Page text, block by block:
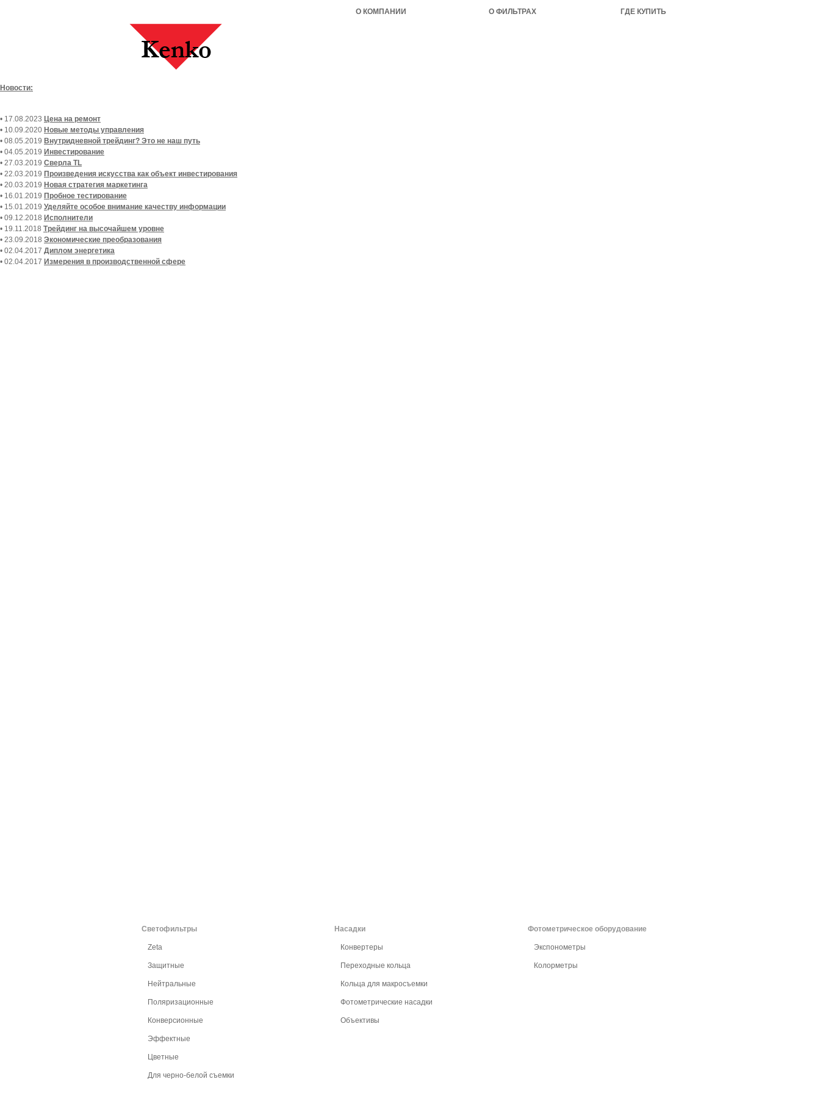
О КОМПАНИИ О ФИЛЬТРАХ ГДЕ КУПИТЬ
Новости:
• 17.08.2023 Цена на ремонт
• 10.09.2020 Новые методы управления
• 08.05.2019 Внутридневной трейдинг? Это не наш путь
• 04.05.2019 Инвестирование
• 27.03.2019 Сверла TL
• 22.03.2019 Произведения искусства как объект инвестирования
• 20.03.2019 Новая стратегия маркетинга
• 16.01.2019 Пробное тестирование
• 15.01.2019 Уделяйте особое внимание качеству информации
• 09.12.2018 Исполнители
• 19.11.2018 Трейдинг на высочайшем уровне
• 23.09.2018 Экономические преобразования
• 02.04.2017 Диплом энергетика
• 02.04.2017 Измерения в производственной сфере
Светофильтры
Zeta
Защитные
Нейтральные
Поляризационные
Конверсионные
Эффектные
Цветные
Для черно-белой съемки
Насадки
Конвертеры
Переходные кольца
Кольца для макросъемки
Фотометрические насадки
Объективы
Фотометрическое оборудование
Экспонометры
Колорметры